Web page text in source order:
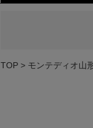
TOP モンテディオ山